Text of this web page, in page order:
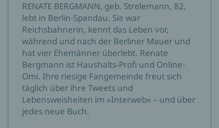
RENATE BERGMANN, geb. Strelemann, 82,
lebt in Berlin-Spandau. Sie war
Reichsbahnerin, kennt das Leben vor,
während und nach der Berliner Mauer und
hat vier Ehemänner überlebt. Renate
Bergmann ist Haushalts-Profi und Online-
Omi. Ihre riesige Fangemeinde freut sich
täglich über ihre Tweets und
Lebensweisheiten im »Interweb« – und über
jedes neue Buch.